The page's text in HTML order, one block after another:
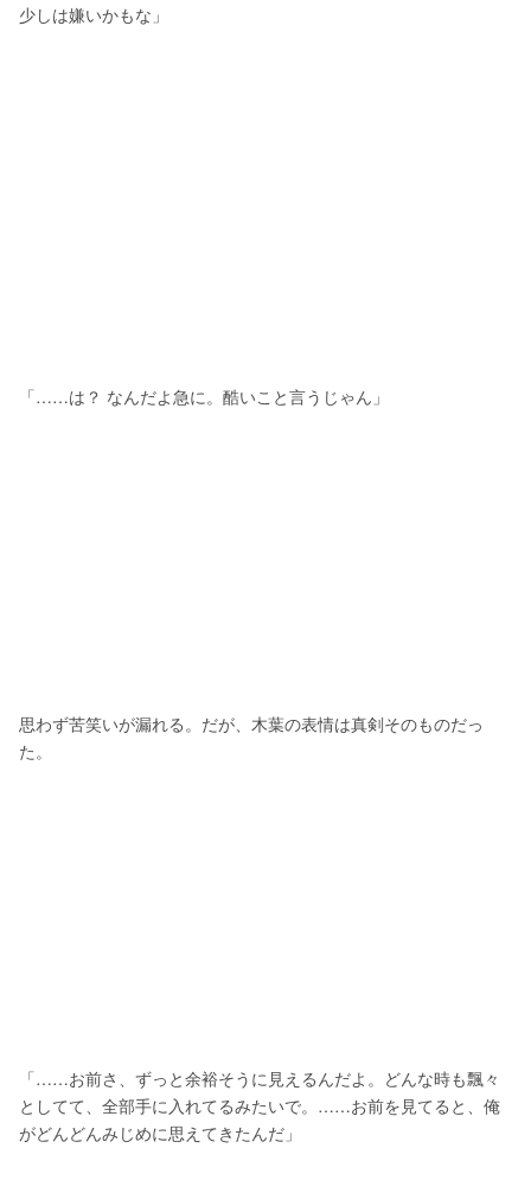
少しは嫌いかもな」
「……は？ なんだよ急に。酷いこと言うじゃん」
思わず苦笑いが漏れる。だが、木葉の表情は真剣そのものだっ
た。
「……お前さ、ずっと余裕そうに見えるんだよ。どんな時も飄々
としてて、全部手に入れてるみたいで。……お前を見てると、俺
がどんどんみじめに思えてきたんだ」